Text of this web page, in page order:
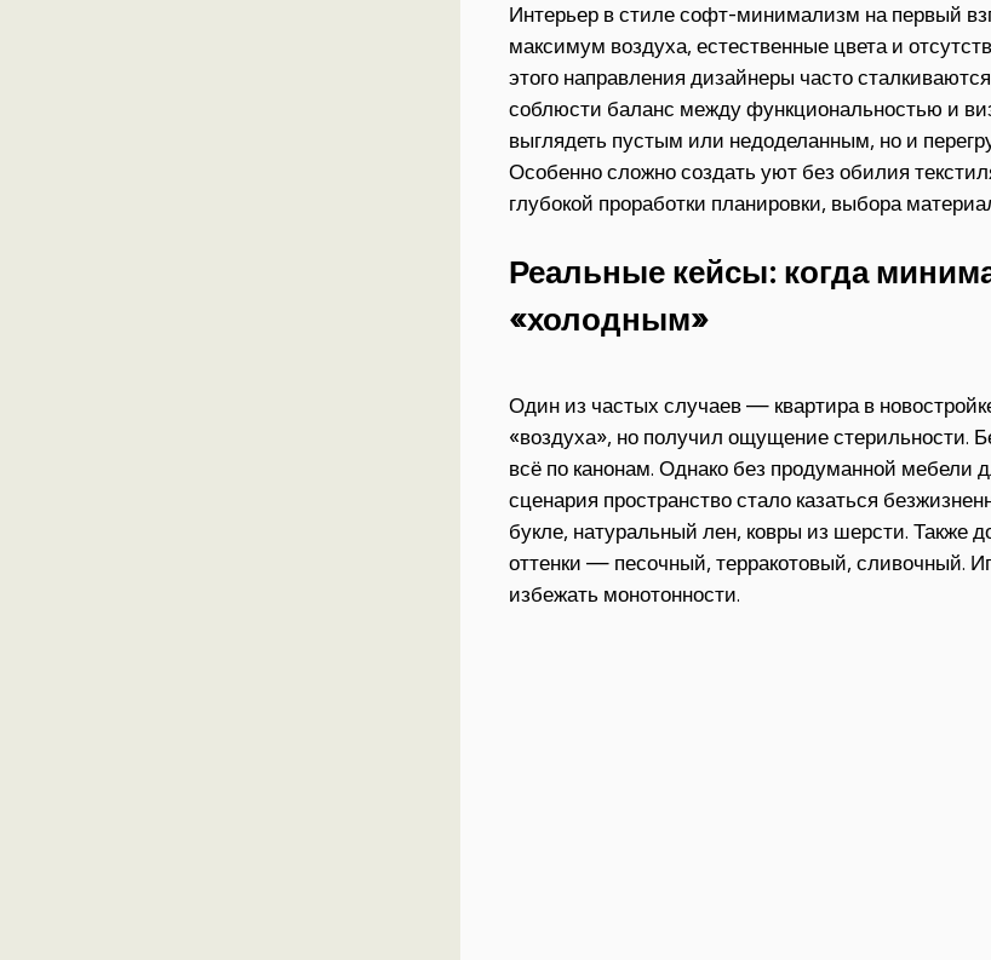
Интерьер в стиле софт-минимализм на первый
максимум воздуха, естественные цвета и
этого направления дизайнеры часто
соблюсти баланс между функциональностью и
выглядеть пустым или недоделанным, но и
Особенно сложно создать уют без обилия
глубокой проработки планировки, выбора
Реальные кейсы: когда
«холодным»
Один из частых случаев — квартира в
«воздуха», но получил ощущение стерильности.
всё по канонам. Однако без продуманной мебели
сценария пространство стало казаться
букле, натуральный лен, ковры из шерсти. Также
оттенки — песочный, терракотовый, сливочный.
избежать монотонности.